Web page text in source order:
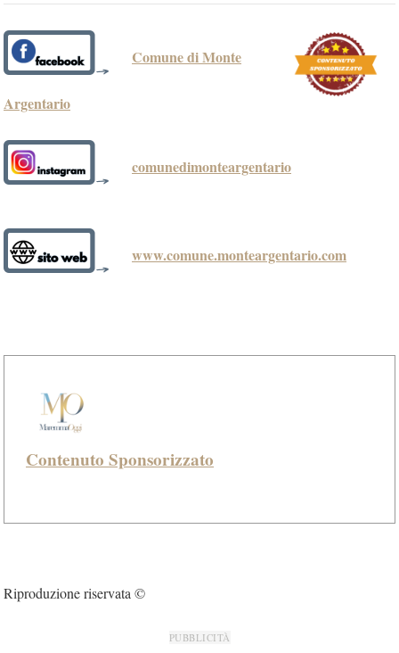
Comune di Monte
Argentario
comunedimonteargentario
www.comune.monteargentario.com
Contenuto Sponsorizzato
Riproduzione riservata ©
PUBBLICITÀ